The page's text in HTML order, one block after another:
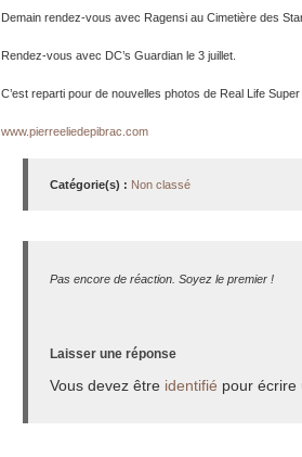
Demain rendez-vous avec Ragensi au Cimetière des
Rendez-vous avec DC’s Guardian le 3 juillet.
C’est reparti pour de nouvelles photos de Real Life Super
www.pierreeliedepibrac.com
Catégorie(s) : Non classé
Pas encore de réaction. Soyez le premier !
Laisser une réponse
Vous devez être identifié pour écrire